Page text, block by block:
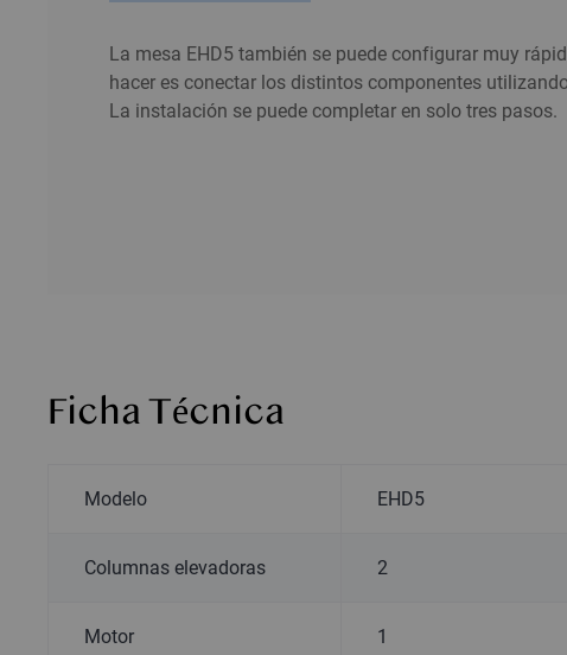
La mesa EHD5 también se puede configurar muy
hacer es conectar los distintos componentes
La instalación se puede completar en solo tres pasos.
Ficha Técnica
Modelo EHD5
Columnas elevadoras 2
Motor 1